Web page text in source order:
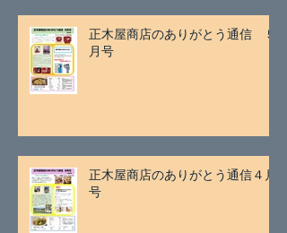
正木屋商店のありがとう通信 ５
月号
正木屋商店のありがとう通信４月
号